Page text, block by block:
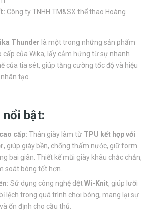
Công ty TNHH TM&SX thể thao Hoàng
Thunder là một trong những sản phẩm
cấp của Wika, lấy cảm hứng từ sự nhanh
của tia sét, giúp tăng cường tốc độ và hiệu
tạo.
bật:
cấp: Thân giày làm từ TPU kết hợp với
, giúp giày bền, chống thấm nước, giữ form
bai giãn. Thiết kế mũi giày khâu chắc chắn,
soát bóng tốt hơn.
Sử dụng công nghệ dệtWi-Knit, giúp lưỡi
lệch trong quá trình chơi bóng, mang lại sự
ổn định cho cầu thủ.